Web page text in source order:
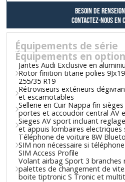
Besoin de
contactez-nous en
Équipements de série
Équipements en option
Jantes Audi Exclusive en
Rotor finition titane polies
255/35 R19
Rétroviseurs extérieurs
et escamotables
Sellerie en Cuir Nappa fin
portes et accoudoir central AV
Sieges AV sport incluant
et appuis lombaires electriques
Téléphone de voiture 8W
SIM non nécessaire si
SIM Access Profile
Volant airbag Sport 3
palettes de changement de
boite tiptronic S Tronic et